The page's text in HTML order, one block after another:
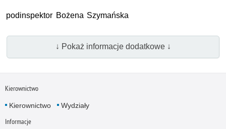
podinspektor Bożena Szymańska
↓ Pokaż informacje dodatkowe ↓
Kierownictwo
Kierownictwo Wydziały
Informacje